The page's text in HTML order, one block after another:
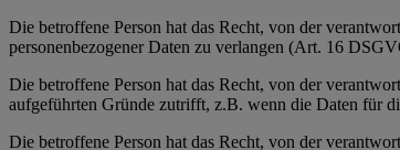
Die betroffene Person hat das Recht, von der
personenbezogener Daten zu verlangen (Art. 16
Die betroffene Person hat das Recht, von der
aufgeführten Gründe zutrifft, z.B. wenn die Daten für
Die betroffene Person hat das Recht, von der